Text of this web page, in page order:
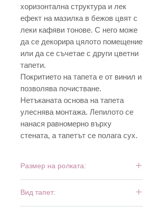
хоризонтална структура и лек
ефект на мазилка в бежов цвят с
леки кафяви тонове. С него може
да се декорира цялото помещение
или да се съчетае с други цветни
тапети.
Покритието на тапета е от винил и
позволява почистване.
Нетъканата основа на тапета
улеснява монтажа. Лепилото се
нанася равномерно върху
стената, а тапетът се полага сух.
Размер на ролката:
Вид тапет: